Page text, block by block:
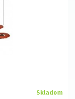
Skladom